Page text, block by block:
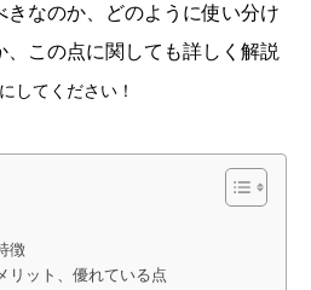
きなのか、どのように使い分け
、この点に関しても詳しく解説
してください！
徴
リット、優れている点